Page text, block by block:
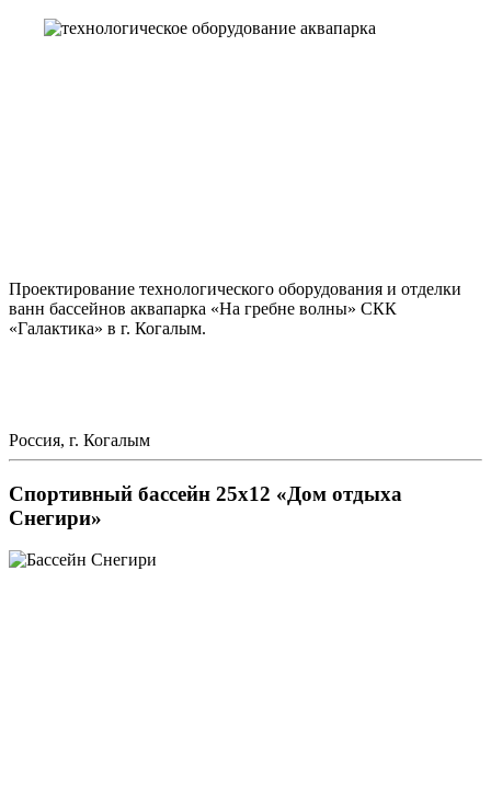
Проектирование технологического оборудования и отделки
ванн бассейнов аквапарка «На гребне волны» СКК
«Галактика» в г. Когалым.
Россия, г. Когалым
Спортивный бассейн 25х12 «Дом отдыха
Снегири»